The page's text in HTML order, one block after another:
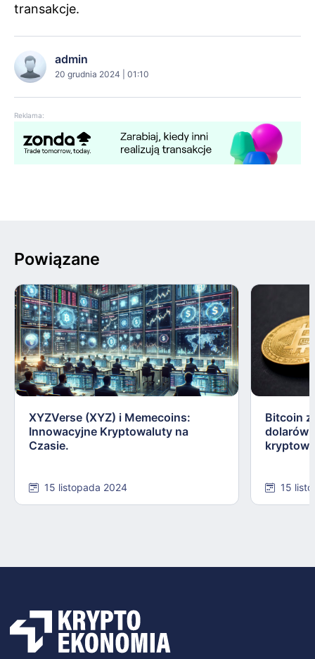
transakcje.
admin
20 grudnia 2024 | 01:10
Reklama:
Powiązane
XYZVerse (XYZ) i Memecoins:
Innowacyjne Kryptowaluty na
Czasie.
15 listopada 2024
Bitcoin
dolarów:
15